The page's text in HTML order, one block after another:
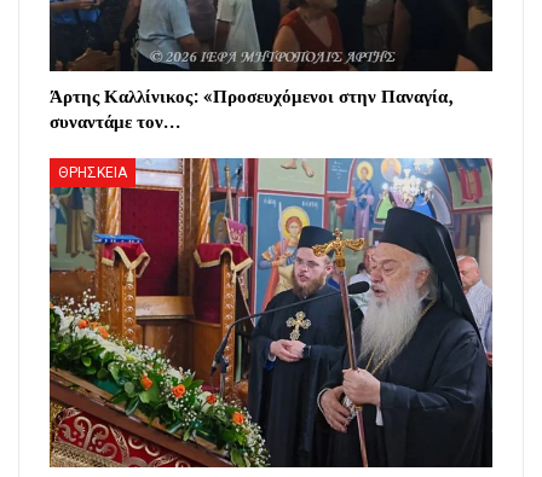
Άρτης Καλλίνικος: «Προσευχόμενοι στην Παναγία,
συναντάμε τον…
ΘΡΗΣΚΕΙΑ